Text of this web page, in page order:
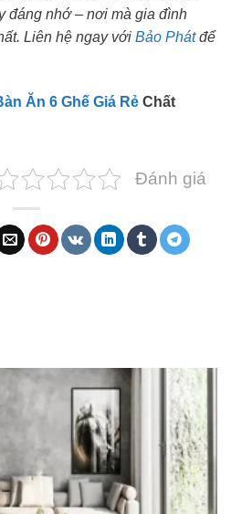
đáng nhớ – nơi mà gia đình
Liên hệ ngay với Bảo Phátđể
Ăn 6 Ghế Giá Rẻ Chất
Đánh giá